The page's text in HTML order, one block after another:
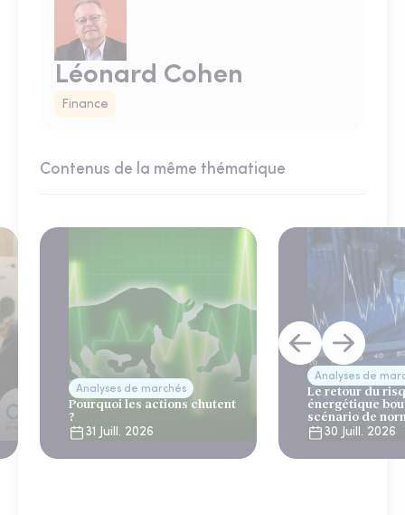
Léonard Cohen
Finance
Contenus de la même thématique
Analyses de marchés
Pourquoi les actions chutent
?
31 Juill. 2026
Analyses de
Le retour du
énergétique
scénario de
30 Juill. 2026